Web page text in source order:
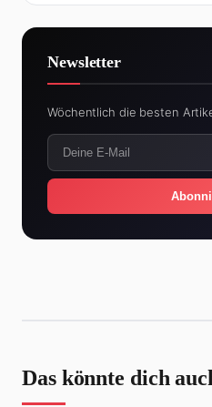
Newsletter
Wöchentlich die besten
Das könnte dich